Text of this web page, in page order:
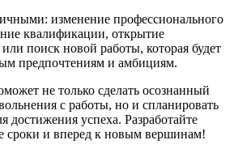
изменение профессионального
квалификации, открытие
поиск новой работы, которая будет
предпочтениям и амбициям.
не только сделать осознанный
с работы, но и спланировать
успеха. Разработайте
сроки и вперед к новым вершинам!